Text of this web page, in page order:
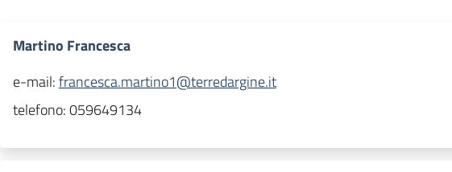
Martino Francesca
e-mail:francesca.martino1@terredargine.it
telefono:059649134